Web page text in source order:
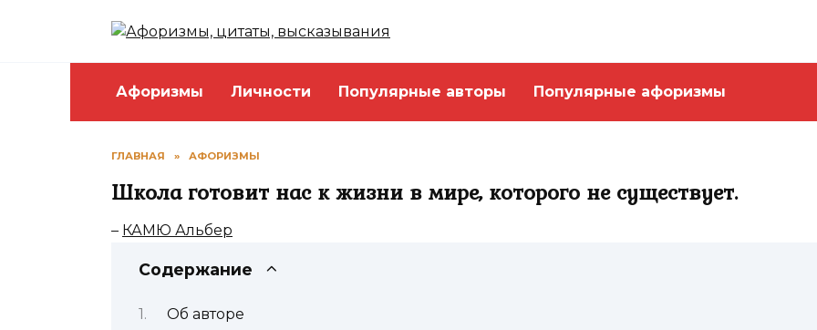
Афоризмы Личности Популярные авторы Популярные афоризмы
ГЛАВНАЯ » АФОРИЗМЫ
Школа готовит нас к жизни в мире, которого не существует.
– КАМЮ Альбер
Содержание
Об авторе